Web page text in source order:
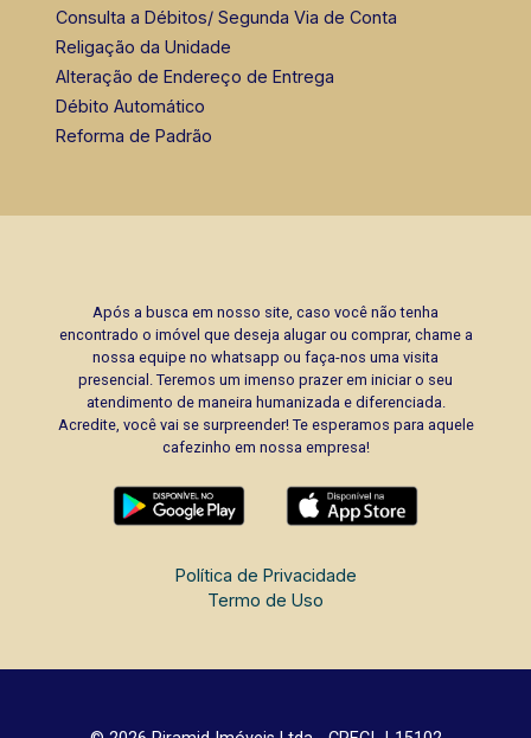
Consulta a Débitos/ Segunda Via de Conta
Religação da Unidade
Alteração de Endereço de Entrega
Débito Automático
Reforma de Padrão
Após a busca em nosso site, caso você não tenha
encontrado o imóvel que deseja alugar ou comprar, chame a
nossa equipe no whatsapp ou faça-nos uma visita
presencial. Teremos um imenso prazer em iniciar o seu
atendimento de maneira humanizada e diferenciada.
Acredite, você vai se surpreender! Te esperamos para aquele
cafezinho em nossa empresa!
Política de Privacidade
Termo de Uso